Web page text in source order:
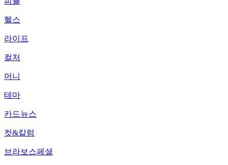
헬스
라이프
컬처
머니
테마
카드뉴스
컷&칼럼
브라보스페셜